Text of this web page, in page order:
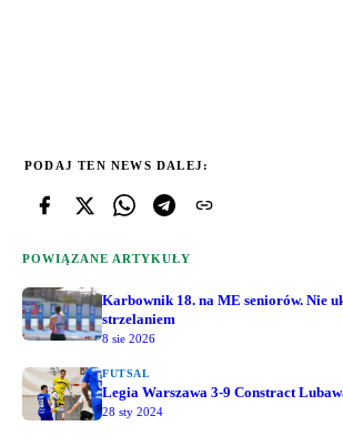
PODAJ TEN NEWS DALEJ:
POWIĄZANE ARTYKUŁY
Karbownik 18. na ME seniorów. Nie
strzelaniem
8 sie 2026
FUTSAL
Legia Warszawa 3-9 Constract
28 sty 2024